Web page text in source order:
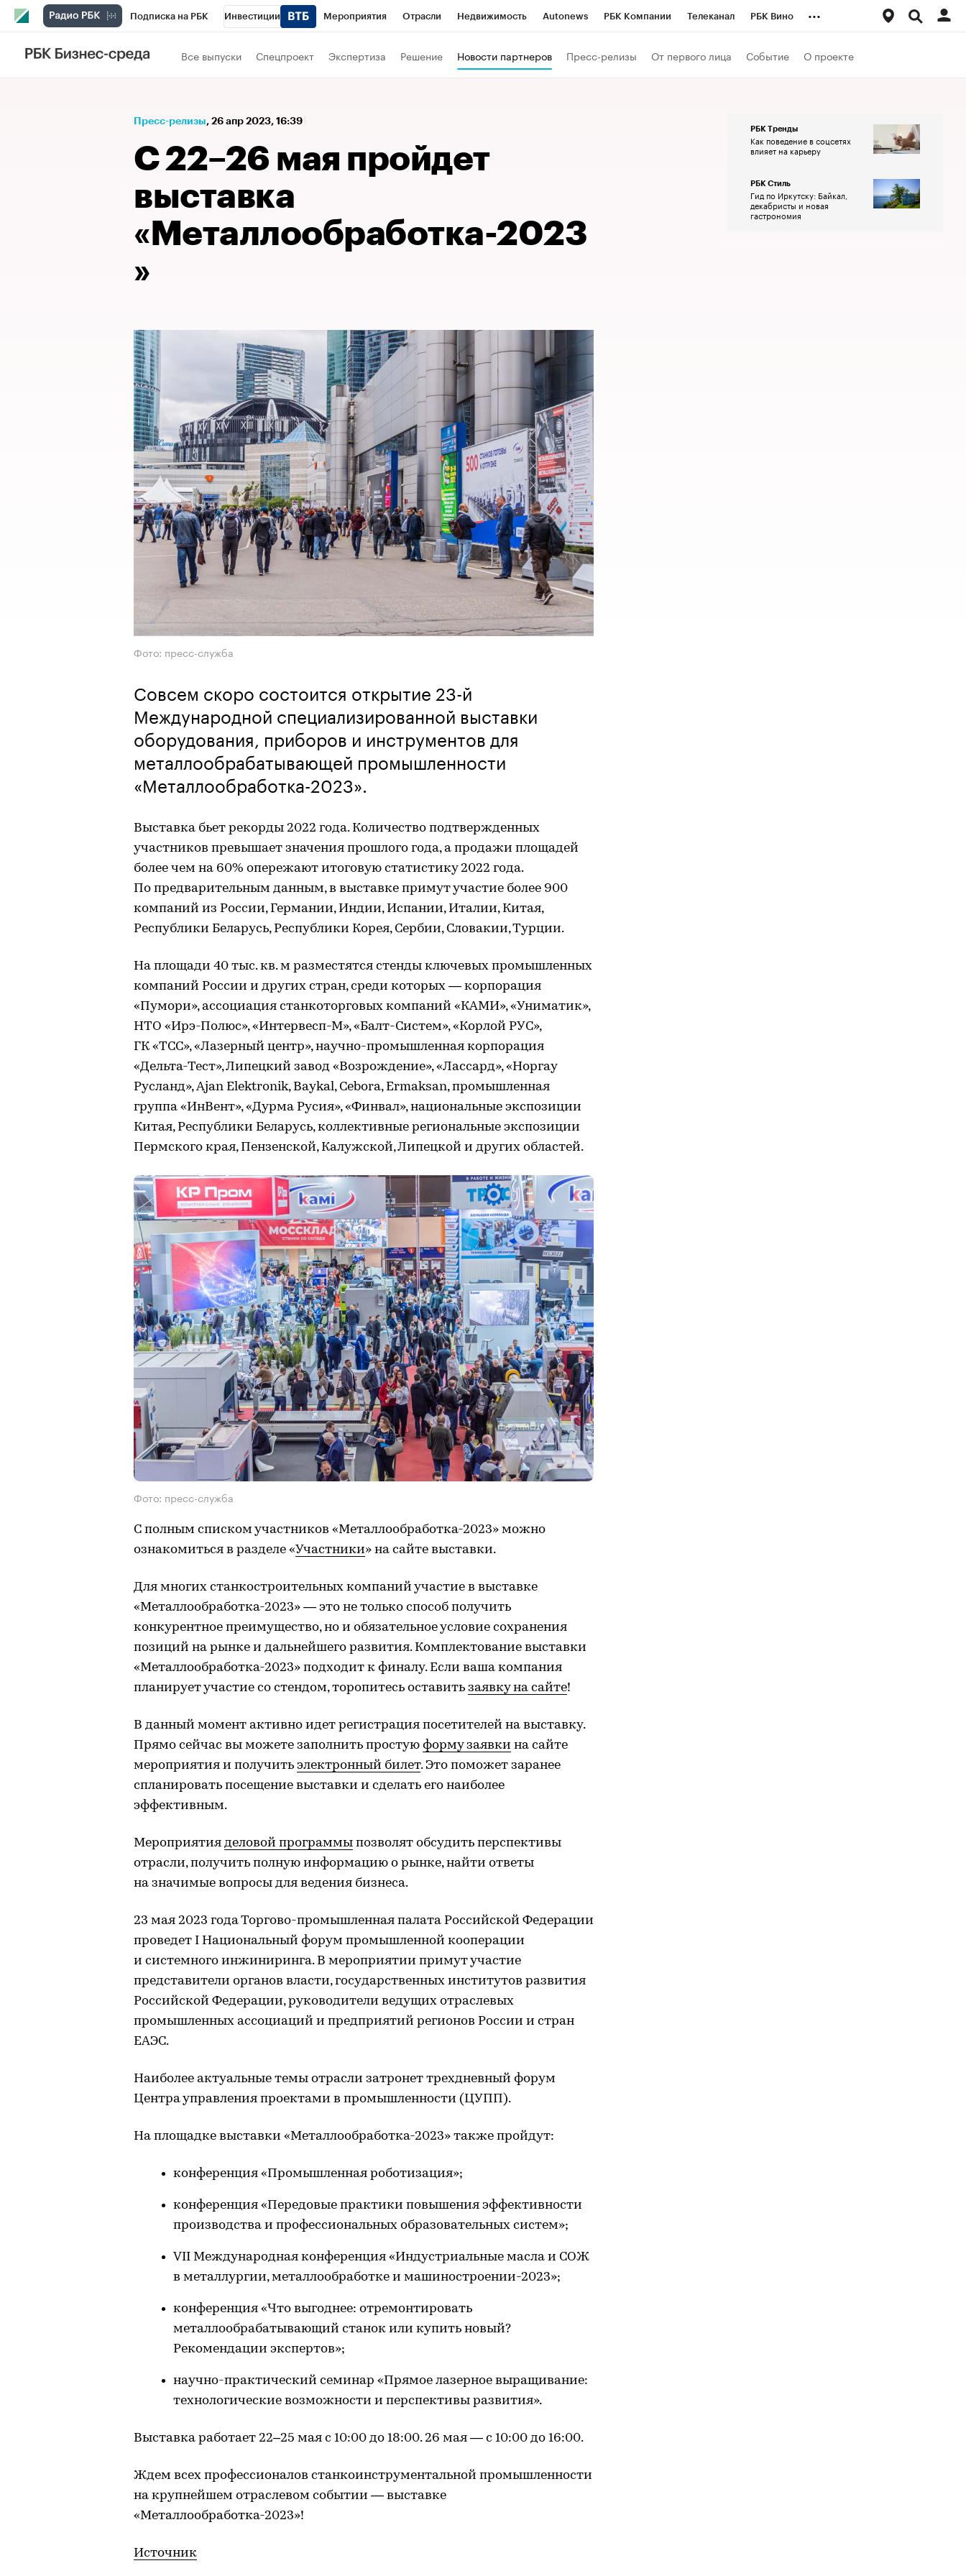
Подписка на РБК Инвестиции Мероприятия Отрасли Недвижимость Autonews РБК Компании Телеканал РБК Вино
Спорт
Технологии и медиа Финансы
...
Все выпуски Спецпроект Экспертиза Решение Новости партнеров Пресс-релизы От первого лица Событие О проекте
Пресс-релизы⁠, 26 апр 2023, 16:39
С 22–26 мая пройдет
выставка
«Металлообработка-2023
»
Фото: пресс-служба
Совсем скоро состоится открытие 23-й
Международной специализированной выставки
оборудования, приборов и инструментов для
металлообрабатывающей промышленности
«Металлообработка-2023».
Выставка бьет рекорды 2022 года. Количество подтвержденных
участников превышает значения прошлого года, а продажи площадей
более чем на 60% опережают итоговую статистику 2022 года.
По предварительным данным, в выставке примут участие более 900
компаний из России, Германии, Индии, Испании, Италии, Китая,
Республики Беларусь, Республики Корея, Сербии, Словакии, Турции.
На площади 40 тыс. кв. м разместятся стенды ключевых промышленных
компаний России и других стран, среди которых — корпорация
«Пумори», ассоциация станкоторговых компаний «КАМИ», «Униматик»,
НТО «Ирэ-Полюс», «Интервесп-М», «Балт-Систем», «Корлой РУС»,
ГК «ТСС», «Лазерный центр», научно-промышленная корпорация
«Дельта-Тест», Липецкий завод «Возрождение», «Лассард», «Норгау
Русланд», Ajan Elektronik, Baykal, Cebora, Ermaksan, промышленная
группа «ИнВент», «Дурма Русия», «Финвал», национальные экспозиции
Китая, Республики Беларусь, коллективные региональные экспозиции
Пермского края, Пензенской, Калужской, Липецкой и других областей.
Фото: пресс-служба
С полным списком участников «Металлообработка-2023» можно
ознакомиться в разделе «Участники» на сайте выставки.
Для многих станкостроительных компаний участие в выставке
«Металлообработка-2023» — это не только способ получить
конкурентное преимущество, но и обязательное условие сохранения
позиций на рынке и дальнейшего развития. Комплектование выставки
«Металлообработка-2023» подходит к финалу. Если ваша компания
планирует участие со стендом, торопитесь оставить заявку на сайте!
В данный момент активно идет регистрация посетителей на выставку.
Прямо сейчас вы можете заполнить простую форму заявки на сайте
мероприятия и получить электронный билет. Это поможет заранее
спланировать посещение выставки и сделать его наиболее
эффективным.
Мероприятия деловой программы позволят обсудить перспективы
отрасли, получить полную информацию о рынке, найти ответы
на значимые вопросы для ведения бизнеса.
23 мая 2023 года Торгово-промышленная палата Российской Федерации
проведет I Национальный форум промышленной кооперации
и системного инжиниринга. В мероприятии примут участие
представители органов власти, государственных институтов развития
Российской Федерации, руководители ведущих отраслевых
промышленных ассоциаций и предприятий регионов России и стран
ЕАЭС.
Наиболее актуальные темы отрасли затронет трехдневный форум
Центра управления проектами в промышленности (ЦУПП).
На площадке выставки «Металлообработка-2023» также пройдут:
конференция «Промышленная роботизация»;
конференция «Передовые практики повышения эффективности
производства и профессиональных образовательных систем»;
VII Международная конференция «Индустриальные масла и СОЖ
в металлургии, металлообработке и машиностроении-2023»;
конференция «Что выгоднее: отремонтировать
металлообрабатывающий станок или купить новый?
Рекомендации экспертов»;
научно-практический семинар «Прямое лазерное выращивание:
технологические возможности и перспективы развития».
Выставка работает 22–25 мая с 10:00 до 18:00. 26 мая — с 10:00 до 16:00.
Ждем всех профессионалов станкоинструментальной промышленности
на крупнейшем отраслевом событии — выставке
«Металлообработка-2023»!
Источник
РБК Тренды
Как поведение в соцсетях
влияет на карьеру
РБК Стиль
Гид по Иркутску: Байкал,
декабристы и новая
гастрономия